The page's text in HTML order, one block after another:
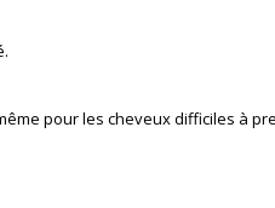
pour les cheveux difficiles à